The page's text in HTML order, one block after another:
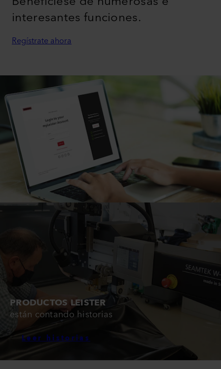
interesantes funciones.
Regístrate ahora
PRODUCTOS LEISTER
están contando historias
Leer historias